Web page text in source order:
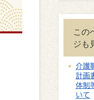
この
ジも
介護
計画
体制
いて